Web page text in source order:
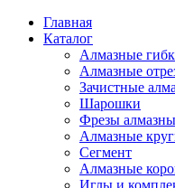
Главная
Каталог
Алмазные
Алмазные
Зачистные
Шарошки
Фрезы
Алмазные
Сегмент
Алмазные
Иглы и